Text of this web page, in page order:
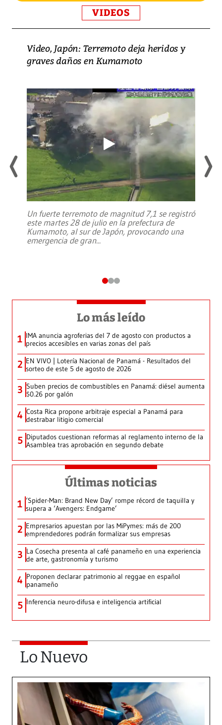
VIDEOS
Video, Japón: Terremoto deja heridos y
graves daños en Kumamoto
Un fuerte terremoto de magnitud 7,1 se registró
este martes 28 de julio en la prefectura de
Kumamoto, al sur de Japón, provocando una
emergencia de gran...
Lo más leído
1 IMA anuncia agroferias del 7 de agosto con productos a
precios accesibles en varias zonas del país
2 EN VIVO | Lotería Nacional de Panamá - Resultados del
sorteo de este 5 de agosto de 2026
3 Suben precios de combustibles en Panamá: diésel aumenta
$0.26 por galón
4 Costa Rica propone arbitraje especial a Panamá para
destrabar litigio comercial
5 Diputados cuestionan reformas al reglamento interno de la
Asamblea tras aprobación en segundo debate
Últimas noticias
1 ‘Spider-Man: Brand New Day’ rompe récord de taquilla y
supera a ‘Avengers: Endgame’
2 Empresarios apuestan por las MiPymes: más de 200
emprendedores podrán formalizar sus empresas
3 La Cosecha presenta al café panameño en una experiencia
de arte, gastronomía y turismo
4 Proponen declarar patrimonio al reggae en español
panameño
5 Inferencia neuro-difusa e inteligencia artificial
Lo Nuevo